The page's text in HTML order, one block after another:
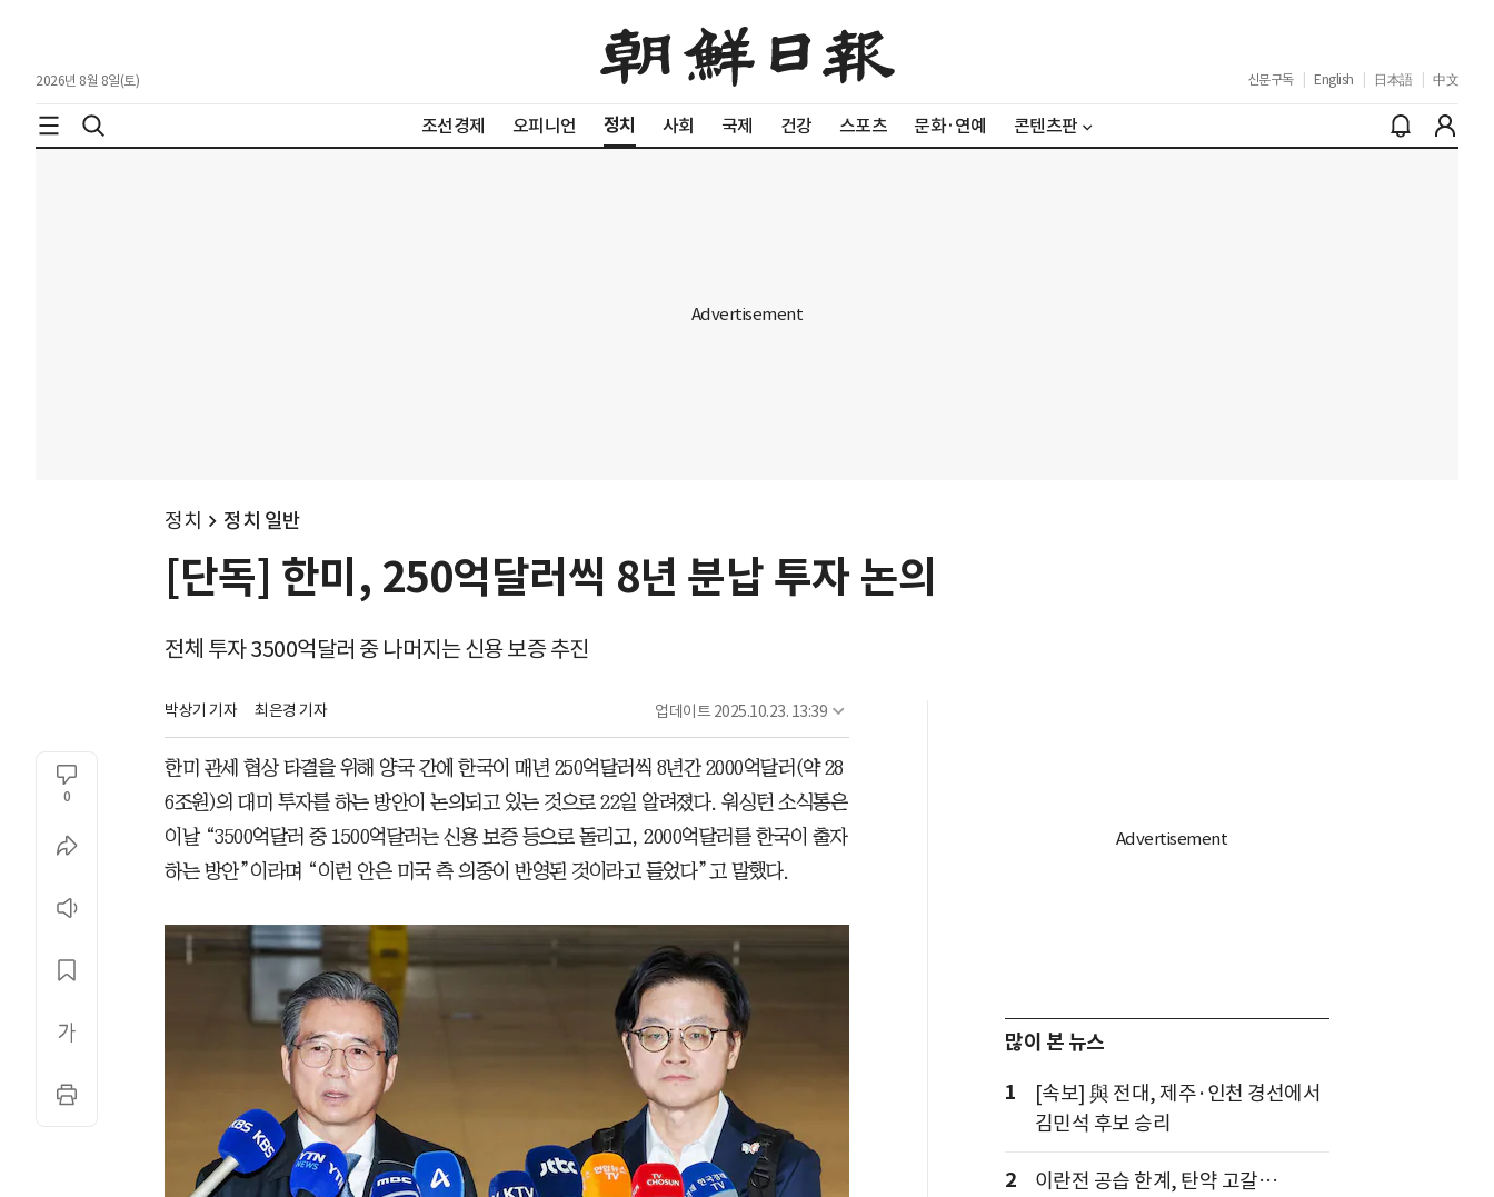
2026년 8월 8일(토) 신문구독 English 日本語 中文
조선경제 오피니언 정치 사회 국제 건강 스포츠 문화·연예 콘텐츠판
정치 정치 일반
[단독] 한미, 250억달러씩 8년 분납 투자 논의
전체 투자 3500억달러 중 나머지는 신용 보증 추진
박상기 기자 최은경 기자 업데이트 2025.10.23. 13:39
0
한미 관세 협상 타결을 위해 양국 간에 한국이 매년 250억달러씩 8년간 2000억달러(약 28
6조원)의 대미 투자를 하는 방안이 논의되고 있는 것으로 22일 알려졌다. 워싱턴 소식통은
이날 “3500억달러 중 1500억달러는 신용 보증 등으로 돌리고, 2000억달러를 한국이 출자
하는 방안”이라며 “이런 안은 미국 측 의중이 반영된 것이라고 들었다”고 말했다.
많이 본 뉴스
1
[속보] 與 전대, 제주·인천 경선에서
김민석 후보 승리
2
이란전 공습 한계, 탄약 고갈…